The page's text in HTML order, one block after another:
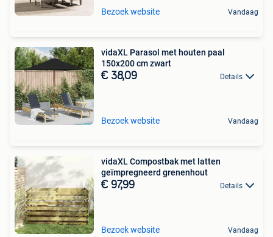
Bezoek website Vandaag
vidaXL Parasol met houten paal
150x200 cm zwart
€ 38,09 Details
Bezoek website Vandaag
vidaXL Compostbak met latten
geïmpregneerd grenenhout
€ 97,99 Details
Bezoek website Vandaag